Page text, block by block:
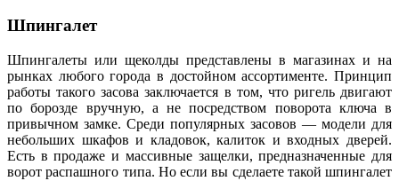
Шпингалет
Шпингалеты или щеколды представлены в магазинах и на
рынках любого города в достойном ассортименте. Принцип
работы такого засова заключается в том, что ригель двигают
по борозде вручную, а не посредством поворота ключа в
привычном замке. Среди популярных засовов — модели для
небольших шкафов и кладовок, калиток и входных дверей.
Есть в продаже и массивные защелки, предназначенные для
ворот распашного типа. Но если вы сделаете такой шпингалет